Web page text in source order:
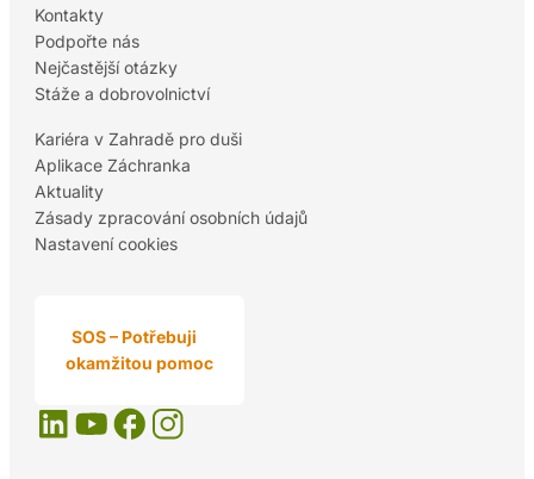
Kontakty
Podpořte nás
Nejčastější otázky
Stáže a dobrovolnictví
Kariéra v Zahradě pro duši
Aplikace Záchranka
Aktuality
Zásady zpracování osobních údajů
Nastavení cookies
SOS – Potřebuji
okamžitou pomoc